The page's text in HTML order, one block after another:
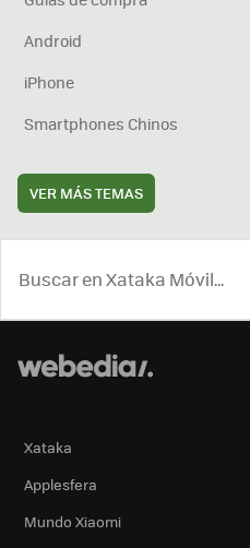
Android
iPhone
Smartphones Chinos
VER MÁS TEMAS
Xataka
Applesfera
Mundo Xiaomi